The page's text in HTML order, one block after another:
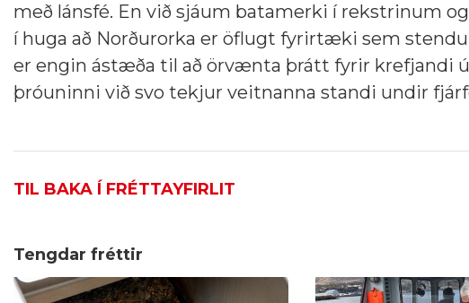
með lánsfé. En við sjáum batamerki í rekstrinum
í huga að Norðurorka er öflugt fyrirtæki sem
er engin ástæða til að örvænta þrátt fyrir krefjandi
þróuninni við svo tekjur veitnanna standi undir
TIL BAKA Í FRÉTTAYFIRLIT
Tengdar fréttir